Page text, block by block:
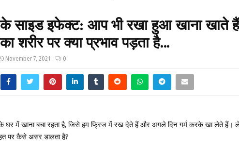
साइड इफेक्ट: आप भी रखा हुआ खाना खाते
शरीर पर क्या प्रभाव पड़ता है…
November 7, 2021 0
कि घर में खाना बचा रहता है, जिसे हम फ्रिज में रख देते हैं और अगले दिन गर्म करके खा लेते हैं।
पर कैसे असर डालता है?